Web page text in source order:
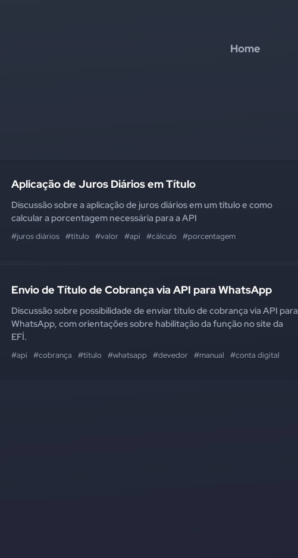
Home
Aplicação de Juros Diários em Título
Discussão sobre a aplicação de juros diários em um título e como
calcular a porcentagem necessária para a API
#juros diários #título #valor #api #cálculo #porcentagem
Envio de Título de Cobrança via API para WhatsApp
Discussão sobre possibilidade de enviar título de cobrança via API para
WhatsApp, com orientações sobre habilitação da função no site da
EFÍ.
#api #cobrança #título #whatsapp #devedor #manual #conta digital